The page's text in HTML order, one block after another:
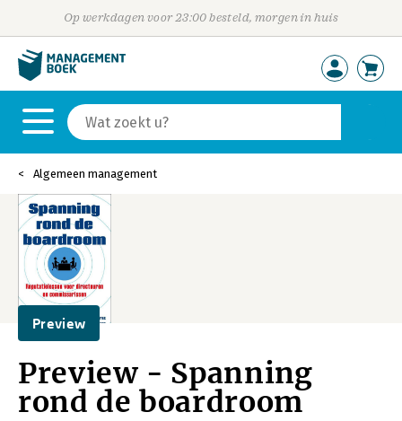
Op werkdagen voor 23:00 besteld, morgen in huis
Algemeen management
Preview
Preview - Spanning
rond de boardroom